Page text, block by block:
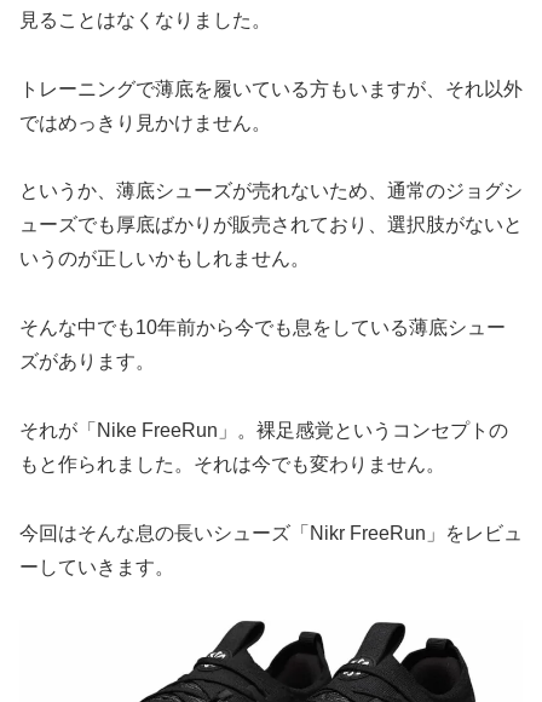
見ることはなくなりました。
トレーニングで薄底を履いている方もいますが、それ以外
ではめっきり見かけません。
というか、薄底シューズが売れないため、通常のジョグシ
ューズでも厚底ばかりが販売されており、選択肢がないと
いうのが正しいかもしれません。
そんな中でも10年前から今でも息をしている薄底シュー
ズがあります。
それが「Nike FreeRun」。裸足感覚というコンセプトの
もと作られました。それは今でも変わりません。
今回はそんな息の長いシューズ「Nikr FreeRun」をレビュ
ーしていきます。